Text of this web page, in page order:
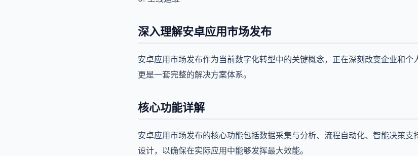
深入理解安卓应用市场发布
安卓应用市场发布作为当前数字化转型中的关键概念，正在深刻改变企业和个
更是一套完整的解决方案体系。
核心功能详解
安卓应用市场发布的核心功能包括数据采集与分析、流程自动化、智能决策
设计，以确保在实际应用中能够发挥最大效能。